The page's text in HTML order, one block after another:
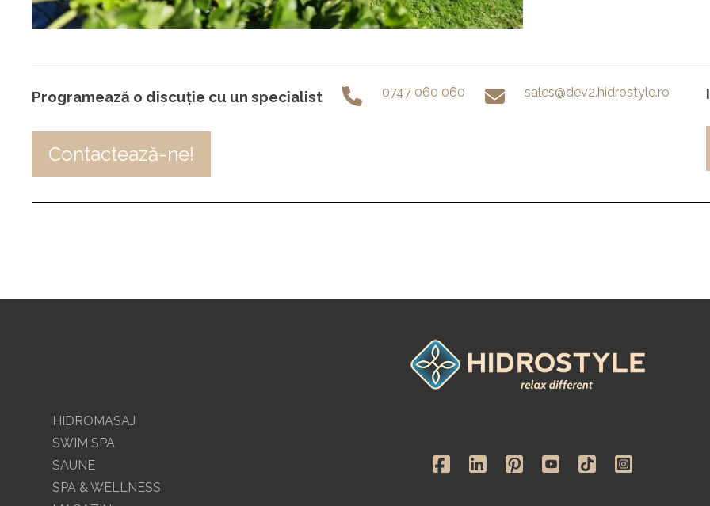
Programează o discuție cu un specialist 0747 060 060 sales@dev2.hidrostyle.ro
Contactează-ne!
HIDROMASAJ
SWIM SPA
SAUNE
SPA & WELLNESS